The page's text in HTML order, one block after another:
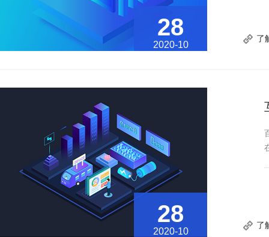
28
2020-10
了
28
2020-10
了